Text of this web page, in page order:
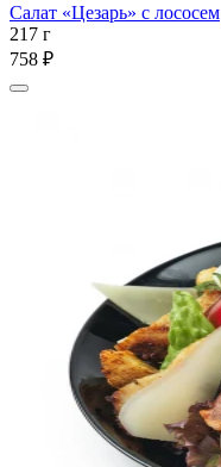
Салат «Цезарь» с лососем
217 г
758 ₽